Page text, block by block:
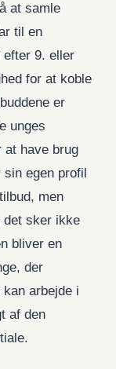
at samle
til en
efter 9. eller
for at koble
er
unges
at have brug
egen profil
men
det sker ikke
bliver en
der
kan arbejde i
af den